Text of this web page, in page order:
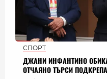
СПОРТ
ДЖАНИ ИНФАНТИНО
ОТЧАЯНО ТЪРСИ ПОДКРЕПА